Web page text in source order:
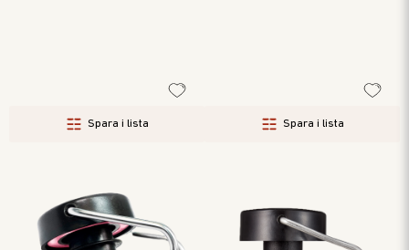
Spara i lista Spara i lista